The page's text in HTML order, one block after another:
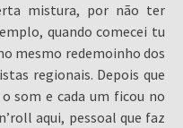
mistura, por não ter
quando comecei tu
mesmo redemoinho dos
regionais. Depois que
som e cada um ficou no
aqui, pessoal que faz